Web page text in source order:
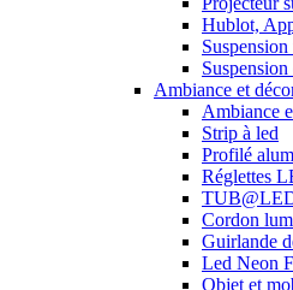
Hublot,
Ambiance et
Ambiance
Strip à led
Profilé
Réglettes
Cordon
Guirlande
Led Neon
Objet et